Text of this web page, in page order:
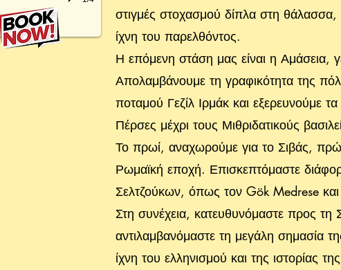
στιγμές στοχασμού δίπλα στη
ίχνη του παρελθόντος.
Η επόμενη στάση μας είναι η Αμάσεια,
Απολαμβάνουμε τη γραφικότητα της
ποταμού Γεζίλ Ιρμάκ και εξερευνούμε
Πέρσες μέχρι τους Μιθριδατικούς
Το πρωί, αναχωρούμε για το Σιβάς,
Ρωμαϊκή εποχή. Επισκεπτόμαστε
Σελτζούκων, όπως τον Gök Medrese
Στη συνέχεια, κατευθυνόμαστε προς
αντιλαμβανόμαστε τη μεγάλη σημασία
ίχνη του ελληνισμού και της ιστορίας